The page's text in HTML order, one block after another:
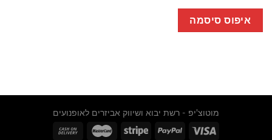
איפוס סיסמה
מוטוצ'יפ - רשת יבוא ושיווק אביזרים לאופנועים